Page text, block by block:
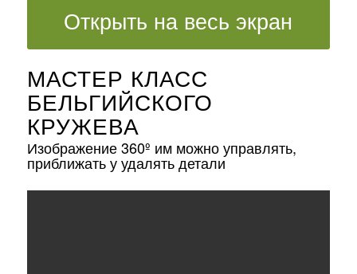
Открыть на весь экран
МАСТЕР КЛАСС
БЕЛЬГИЙСКОГО
КРУЖЕВА
Изображение 360º им можно управлять,
приближать у удалять детали